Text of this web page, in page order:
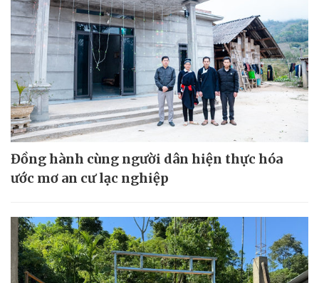
Đồng hành cùng người dân hiện thực hóa
ước mơ an cư lạc nghiệp